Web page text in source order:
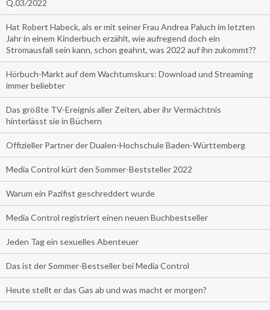
Q.03/2022
Hat Robert Habeck, als er mit seiner Frau Andrea Paluch im letzten
Jahr in einem Kinderbuch erzählt, wie aufregend doch ein
Stromausfall sein kann, schon geahnt, was 2022 auf ihn zukommt??
Hörbuch-Markt auf dem Wachtumskurs: Download und Streaming
immer beliebter
Das größte TV-Ereignis aller Zeiten, aber ihr Vermächtnis
hinterlässt sie in Büchern
Offizieller Partner der Dualen-Hochschule Baden-Württemberg
Media Control kürt den Sommer-Beststeller 2022
Warum ein Pazifist geschreddert wurde
Media Control registriert einen neuen Buchbestseller
Jeden Tag ein sexuelles Abenteuer
Das ist der Sommer-Bestseller bei Media Control
Heute stellt er das Gas ab und was macht er morgen?